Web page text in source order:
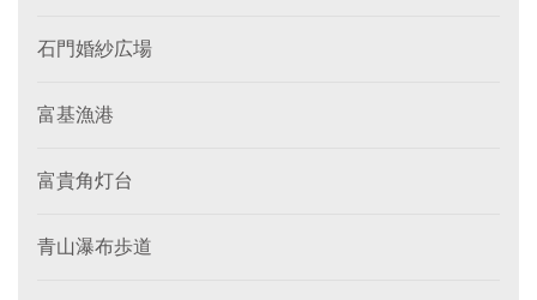
石門婚紗広場
富基漁港
富貴角灯台
青山瀑布歩道